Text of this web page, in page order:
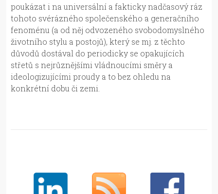
poukázat i na universální a fakticky nadčasový ráz
tohoto svérázného společenského a generačního
fenoménu (a od něj odvozeného svobodomyslného
životního stylu a postojů), který se mj. z těchto
důvodů dostával do periodicky se opakujících
střetů s nejrůznějšími vládnoucími směry a
ideologizujícími proudy a to bez ohledu na
konkrétní dobu či zemi.